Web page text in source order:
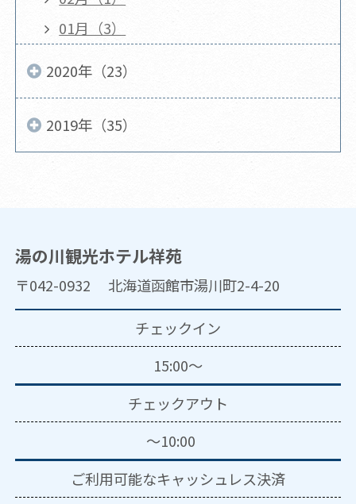
01月（3）
2020年（23）
2019年（35）
湯の川観光ホテル祥苑
〒042-0932 北海道函館市湯川町2-4-20
チェックイン
15:00～
チェックアウト
～10:00
ご利用可能なキャッシュレス決済